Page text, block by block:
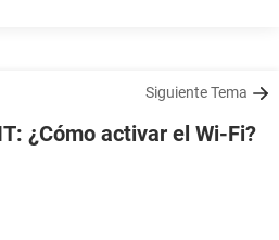
Siguiente Tema
¿Cómo activar el Wi-Fi?